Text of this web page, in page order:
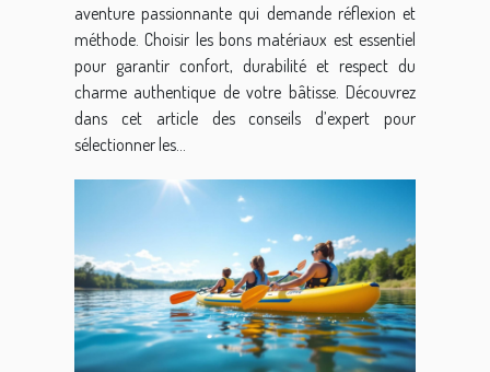
aventure passionnante qui demande réflexion et
méthode. Choisir les bons matériaux est essentiel
pour garantir confort, durabilité et respect du
charme authentique de votre bâtisse. Découvrez
dans cet article des conseils d’expert pour
sélectionner les...